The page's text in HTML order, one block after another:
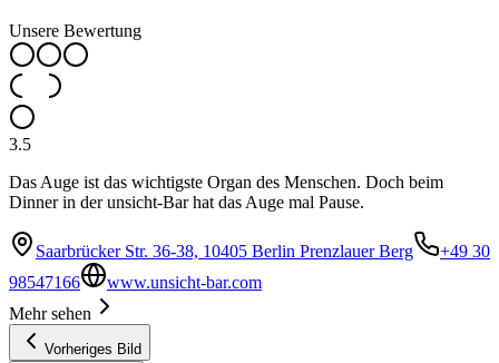
Unsere Bewertung
3.5
Das Auge ist das wichtigste Organ des Menschen. Doch beim
Dinner in der unsicht-Bar hat das Auge mal Pause.
Saarbrücker Str. 36-38, 10405 Berlin Prenzlauer Berg
+49 30
98547166
www.unsicht-bar.com
Mehr sehen
Vorheriges Bild